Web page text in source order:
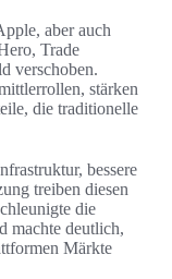
aber auch
Trade
verschoben.
stärken
die traditionelle
bessere
treiben diesen
die
machte deutlich,
Märkte